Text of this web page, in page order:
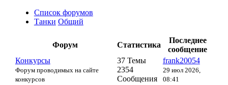
Список форумов
Танки Общий
Форум Статистика
Последнее
сообщение
Конкурсы
Форум проводимых на сайте
конкурсов
37 Темы
2354
Сообщения
frank20054
29 июл 2026,
08:41